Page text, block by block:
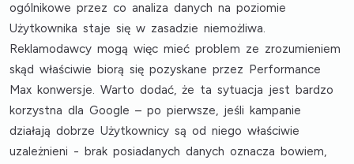
ogólnikowe przez co analiza danych na poziomie
Użytkownika staje się w zasadzie niemożliwa.
Reklamodawcy mogą więc mieć problem ze zrozumieniem
skąd właściwie biorą się pozyskane przez Performance
Max konwersje. Warto dodać, że ta sytuacja jest bardzo
korzystna dla Google – po pierwsze, jeśli kampanie
działają dobrze Użytkownicy są od niego właściwie
uzależnieni - brak posiadanych danych oznacza bowiem,